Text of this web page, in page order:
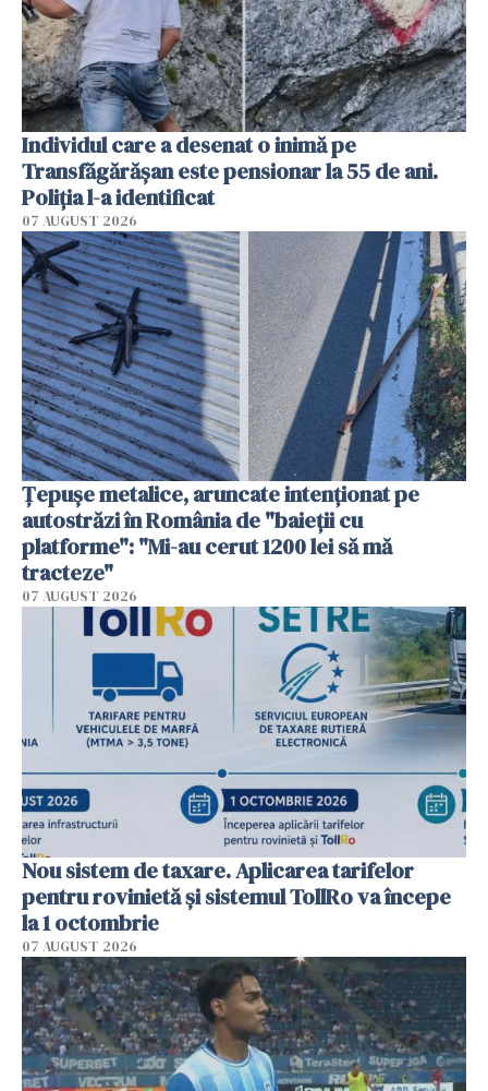
Individul care a desenat o inimă pe
Transfăgărășan este pensionar la 55 de ani.
Poliția l-a identificat
07 AUGUST 2026
Țepușe metalice, aruncate intenționat pe
autostrăzi în România de "baieții cu
platforme": "Mi-au cerut 1200 lei să mă
tracteze"
07 AUGUST 2026
Nou sistem de taxare. Aplicarea tarifelor
pentru rovinietă şi sistemul TollRo va începe
la 1 octombrie
07 AUGUST 2026